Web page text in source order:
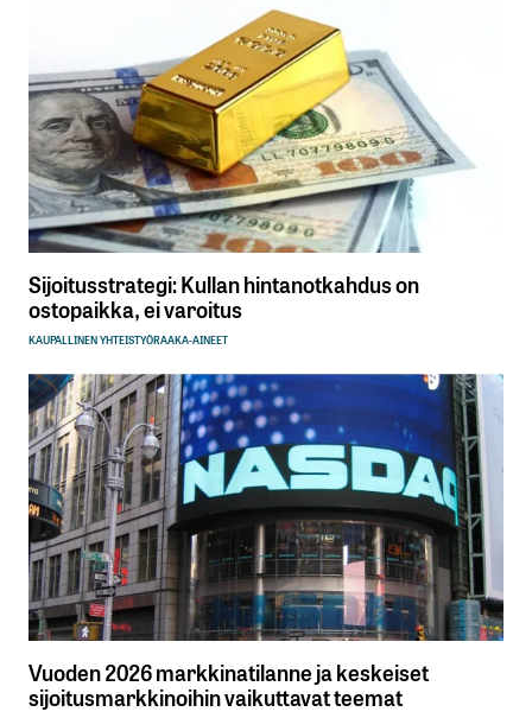
Sijoitusstrategi: Kullan hintanotkahdus on
ostopaikka, ei varoitus
KAUPALLINEN YHTEISTYÖRAAKA-AINEET
Vuoden 2026 markkinatilanne ja keskeiset
sijoitusmarkkinoihin vaikuttavat teemat